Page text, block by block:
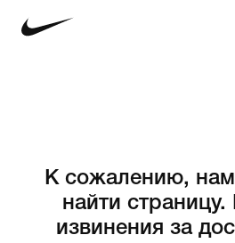
К сожалению, нам
найти
извинения за